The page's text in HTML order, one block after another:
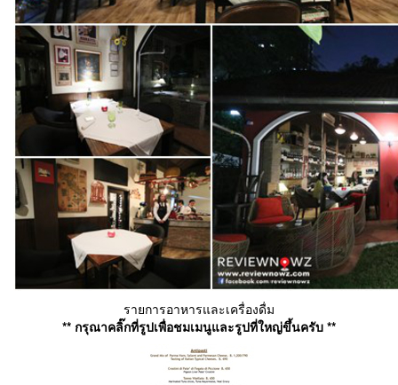
รายการอาหารและเครื่องดื่ม
** กรุณาคลิ๊กที่รูปเพื่อชมเมนูและรูปที่ใหญ่ขึ้นครับ **